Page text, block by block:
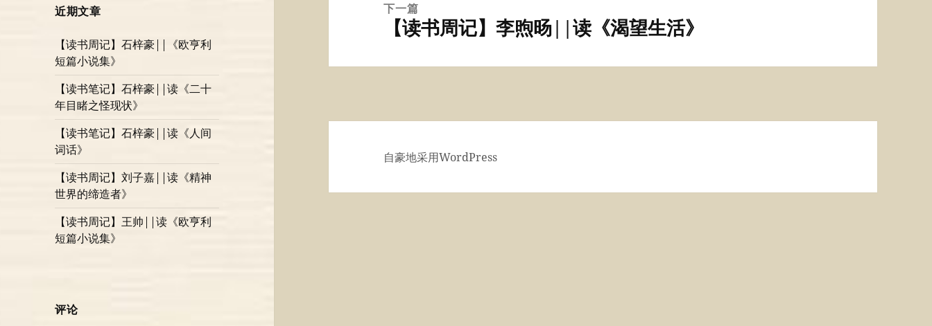
近期文章
【读书周记】石梓豪||《欧亨利
短篇小说集》
【读书笔记】石梓豪||读《二十
年目睹之怪现状》
【读书笔记】石梓豪||读《人间
词话》
【读书周记】刘子嘉||读《精神
世界的缔造者》
【读书周记】王帅||读《欧亨利
短篇小说集》
评论
下一篇
文
【读书周记】李煦旸||读《渴望生活》
自豪地采用WordPress